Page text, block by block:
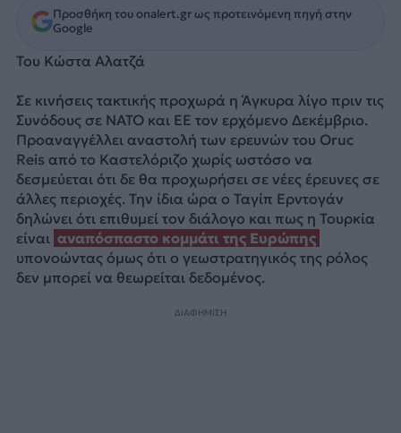
Προσθήκη του onalert.gr ως προτεινόμενη πηγή στην
Google
Του Κώστα Αλατζά
Σε κινήσεις τακτικής προχωρά η Άγκυρα λίγο πριν τις
Συνόδους σε ΝΑΤΟ και ΕΕ τον ερχόμενο Δεκέμβριο.
Προαναγγέλλει αναστολή των ερευνών του Oruc
Reis από το Καστελόριζο χωρίς ωστόσο να
δεσμεύεται ότι δε θα προχωρήσει σε νέες έρευνες σε
άλλες περιοχές. Την ίδια ώρα ο Ταγίπ Ερντογάν
δηλώνει ότι επιθυμεί τον διάλογο και πως η Τουρκία
είναι αναπόσπαστο κομμάτι της Ευρώπης
υπονοώντας όμως ότι ο γεωστρατηγικός της ρόλος
δεν μπορεί να θεωρείται δεδομένος.
ΔΙΑΦΗΜΙΣΗ